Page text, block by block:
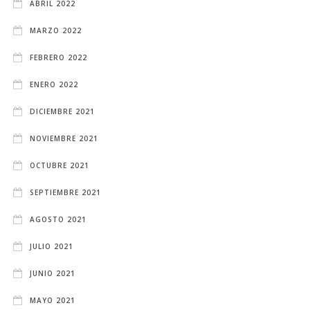
ABRIL 2022
MARZO 2022
FEBRERO 2022
ENERO 2022
DICIEMBRE 2021
NOVIEMBRE 2021
OCTUBRE 2021
SEPTIEMBRE 2021
AGOSTO 2021
JULIO 2021
JUNIO 2021
MAYO 2021